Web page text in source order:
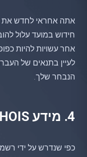
אתה אחראי לחדש את
חידוש במועד עלול
אחר עשויות להיות
לעיין בתנאים של
הנבחר שלך.
4. מידע WHOIS
כפי שנדרש על ידי רשמי